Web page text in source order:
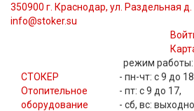
350900 г. Краснодар, ул. Раздельная
info@stoker.su
СТОКЕР
Отопительное
оборудование
режим работы:
- пн-чт: с 9 до
- пт: с 9 до 17,
- сб, вс: